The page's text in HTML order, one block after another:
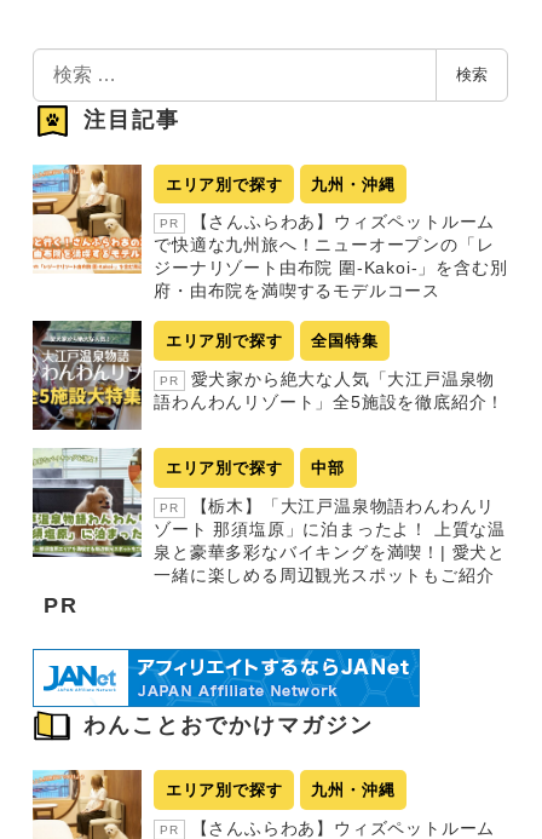
検
索
検索
注目記事
エリア別で探す 九州・沖縄
PR
【さんふらわあ】ウィズペットルーム
で快適な九州旅へ！ニューオープンの「レ
ジーナリゾート由布院 圍-Kakoi-」を含む別
府・由布院を満喫するモデルコース
エリア別で探す 全国特集
PR
愛犬家から絶大な人気「大江戸温泉物
語わんわんリゾート」全5施設を徹底紹介！
エリア別で探す 中部
PR
【栃木】「大江戸温泉物語わんわんリ
ゾート 那須塩原」に泊まったよ！ 上質な温
泉と豪華多彩なバイキングを満喫！| 愛犬と
一緒に楽しめる周辺観光スポットもご紹介
PR
わんことおでかけマガジン
エリア別で探す 九州・沖縄
PR
【さんふらわあ】ウィズペットルーム